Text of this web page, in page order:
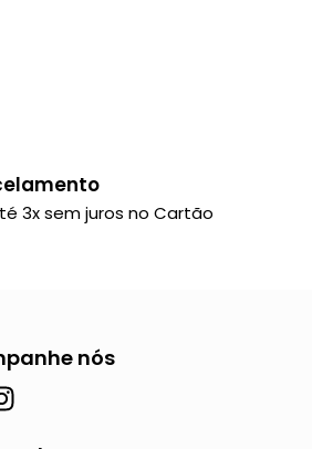
3x sem juros no Cartão
nós
I